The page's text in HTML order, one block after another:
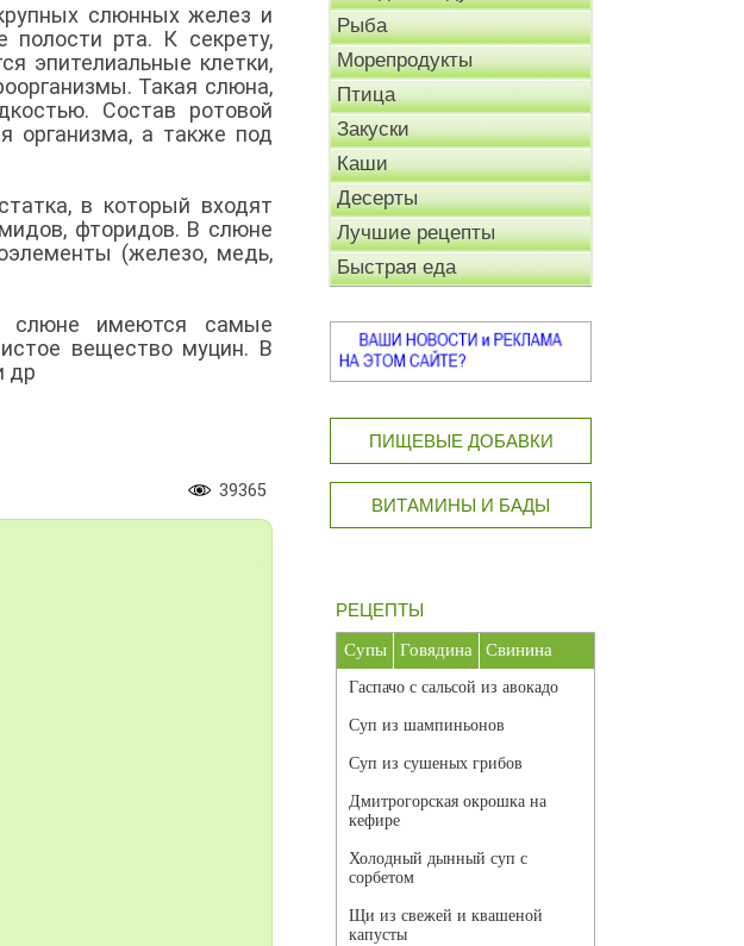
слюнных желез и
полости рта. К секрету,
эпителиальные клетки,
Такая слюна,
Состав ротовой
организма, а также под
в который входят
фторидов. В слюне
(железо, медь,
слюне имеются самые
вещество муцин. В
др
39365
Рыба
Морепродукты
Птица
Закуски
Каши
Десерты
Лучшие рецепты
Быстрая еда
ПИЩЕВЫЕ ДОБАВКИ
ВИТАМИНЫ И БАДЫ
РЕЦЕПТЫ
Супы Говядина Свинина
Гаспачо с сальсой из авокадо
Суп из шампиньонов
Суп из сушеных грибов
Дмитрогорская окрошка на
кефире
Холодный дынный суп с
сорбетом
Щи из свежей и квашеной
капусты